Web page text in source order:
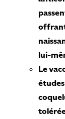
lui-
Le